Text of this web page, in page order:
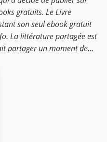
gratuits. Le Livre
son seul ebook gratuit
La littérature partagée est
partager un moment de...